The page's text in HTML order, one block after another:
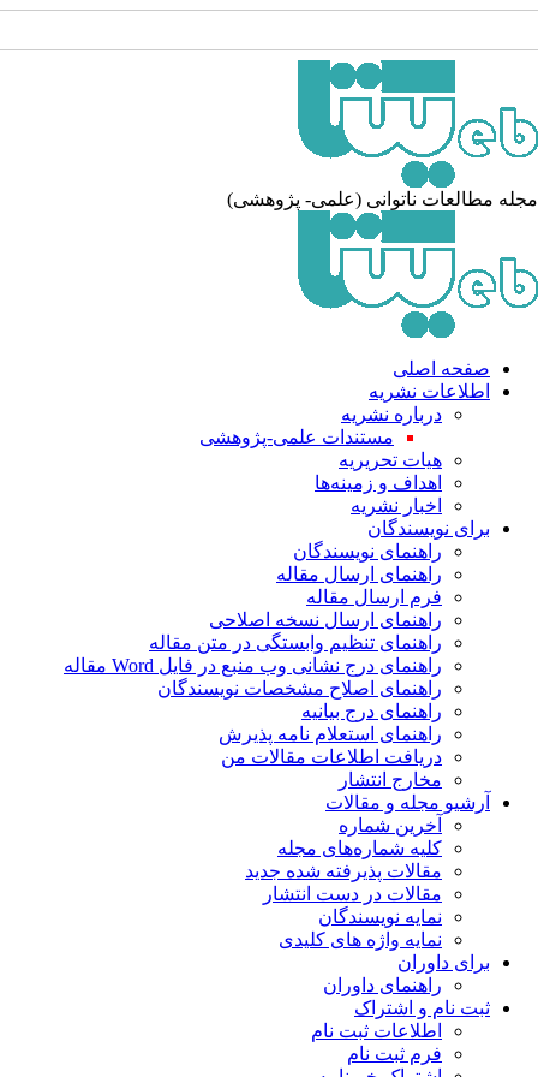
مطالعات ناتوانی (علمی- پژوهشی)
صفحه اصلی
اطلاعات نشریه
درباره نشریه
مستندات علمی-پژوهشی
هیات تحریریه
اهداف و زمینه‌ها
اخبار نشریه
برای نویسندگان
راهنمای نویسندگان
راهنمای ارسال مقاله
فرم ارسال مقاله
راهنمای ارسال نسخه اصلاحی
راهنمای تنظیم وابستگی در متن مقاله
راهنمای درج نشانی وب منبع در فایل Word مقاله
راهنمای اصلاح مشخصات نویسندگان
راهنمای درج بیانیه
راهنمای استعلام نامه پذیرش
دریافت اطلاعات مقالات من
مخارج انتشار
آرشیو مجله و مقالات
آخرین شماره
کلیه شماره‌های مجله
مقالات پذیرفته شده جدید
مقالات در دست انتشار
نمایه نویسندگان
نمایه واژه های کلیدی
برای داوران
راهنمای داوران
ثبت نام و اشتراک
اطلاعات ثبت نام
فرم ثبت نام